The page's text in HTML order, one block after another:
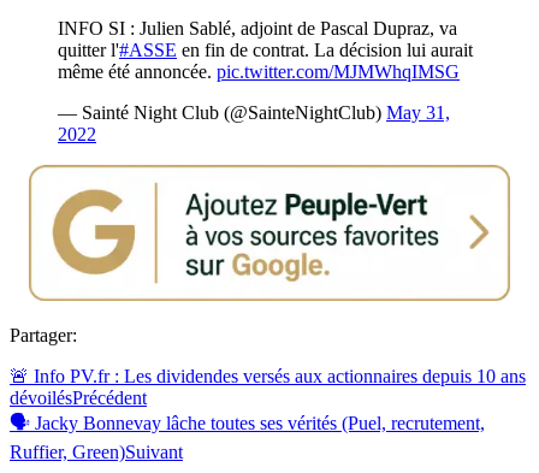
INFO SI : Julien Sablé, adjoint de Pascal Dupraz, va
quitter l'#ASSE en fin de contrat. La décision lui aurait
même été annoncée. pic.twitter.com/MJMWhqIMSG
— Sainté Night Club (@SainteNightClub) May 31,
2022
Partager:
🚨 Info PV.fr : Les dividendes versés aux actionnaires depuis 10 ans
dévoilésPrécédent
🗣 Jacky Bonnevay lâche toutes ses vérités (Puel, recrutement,
Ruffier, Green)Suivant